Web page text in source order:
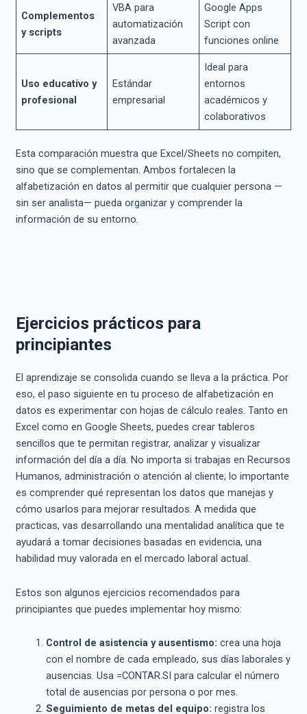
Complementos
y scripts
VBA para
automatización
avanzada
Google Apps
Script con
funciones online
Uso educativo y
profesional
Estándar
empresarial
Ideal para
entornos
académicos y
colaborativos
Esta comparación muestra que Excel/Sheets no compiten,
sino que se complementan. Ambos fortalecen la
alfabetización en datos al permitir que cualquier persona —
sin ser analista— pueda organizar y comprender la
información de su entorno.
Ejercicios prácticos para
principiantes
El aprendizaje se consolida cuando se lleva a la práctica. Por
eso, el paso siguiente en tu proceso de alfabetización en
datos es experimentar con hojas de cálculo reales. Tanto en
Excel como en Google Sheets, puedes crear tableros
sencillos que te permitan registrar, analizar y visualizar
información del día a día. No importa si trabajas en Recursos
Humanos, administración o atención al cliente; lo importante
es comprender qué representan los datos que manejas y
cómo usarlos para mejorar resultados. A medida que
practicas, vas desarrollando una mentalidad analítica que te
ayudará a tomar decisiones basadas en evidencia, una
habilidad muy valorada en el mercado laboral actual.
Estos son algunos ejercicios recomendados para
principiantes que puedes implementar hoy mismo:
Control de asistencia y ausentismo: crea una hoja
con el nombre de cada empleado, sus días laborales y
ausencias. Usa =CONTAR.SI para calcular el número
total de ausencias por persona o por mes.
Seguimiento de metas del equipo: registra los